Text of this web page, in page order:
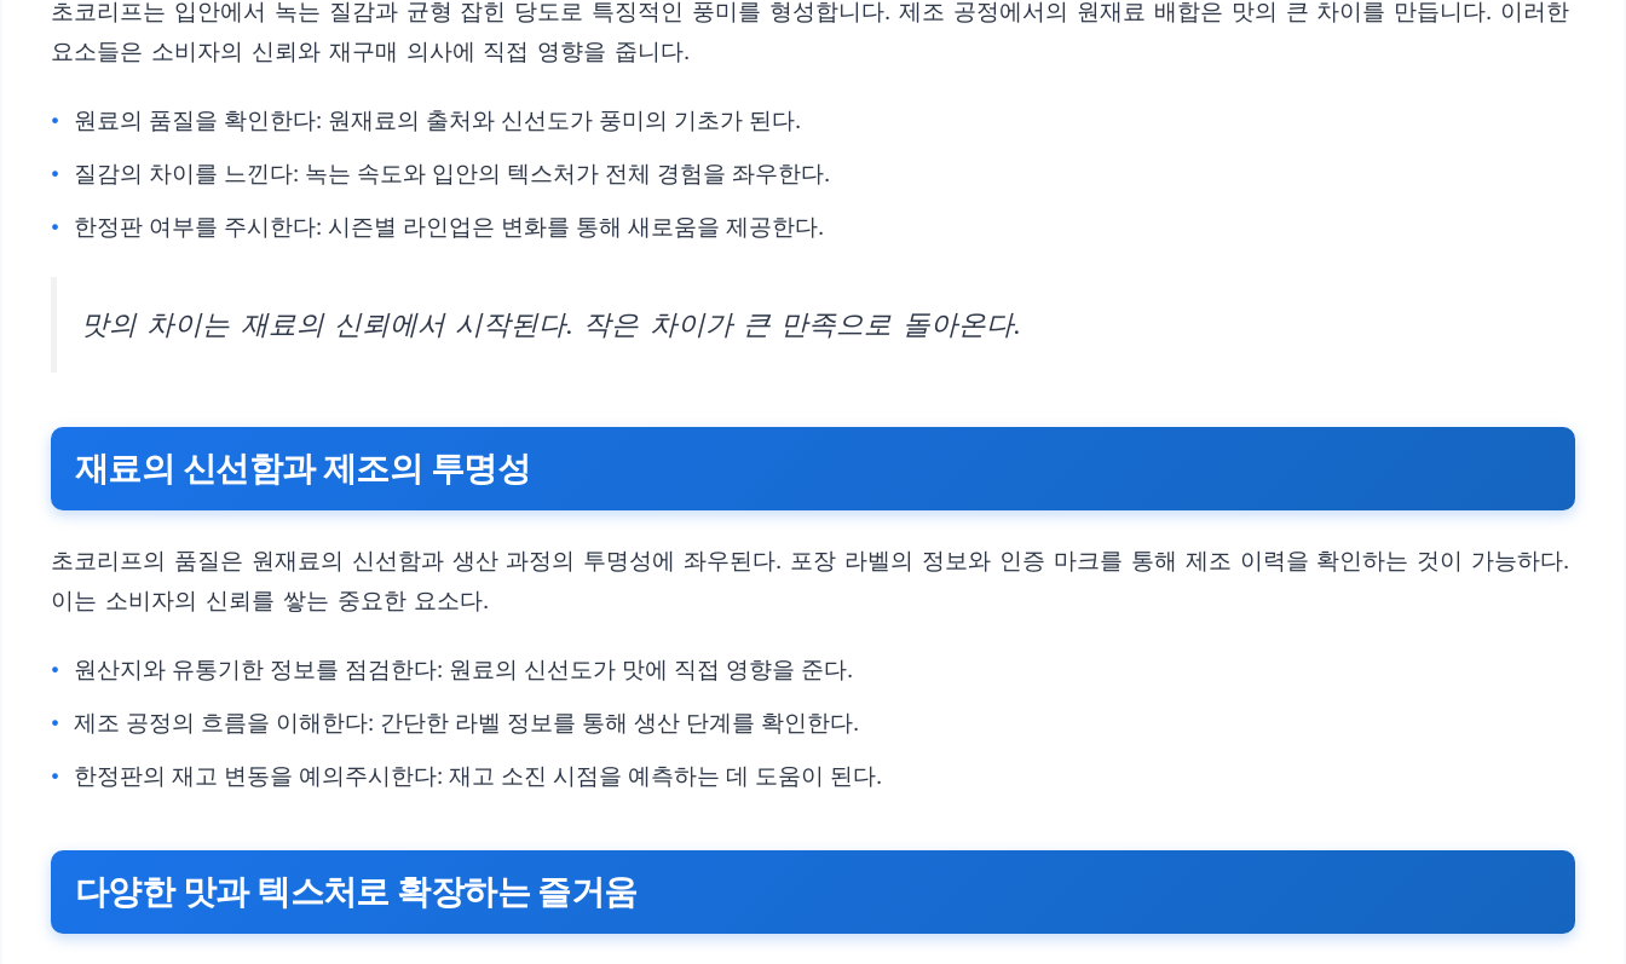
초코리프는 입안에서 녹는 질감과 균형 잡힌 당도로 특징적인 풍미를 형성합니다. 제조 공정에서의 원재료 배합은 맛의 큰 차이를 만듭니다. 이러한
요소들은 소비자의 신뢰와 재구매 의사에 직접 영향을 줍니다.
원료의 품질을 확인한다: 원재료의 출처와 신선도가 풍미의 기초가 된다.
질감의 차이를 느낀다: 녹는 속도와 입안의 텍스처가 전체 경험을 좌우한다.
한정판 여부를 주시한다: 시즌별 라인업은 변화를 통해 새로움을 제공한다.
맛의 차이는 재료의 신뢰에서 시작된다. 작은 차이가 큰 만족으로 돌아온다.
재료의 신선함과 제조의 투명성
초코리프의 품질은 원재료의 신선함과 생산 과정의 투명성에 좌우된다. 포장 라벨의 정보와 인증 마크를 통해 제조 이력을 확인하는 것이 가능하다.
이는 소비자의 신뢰를 쌓는 중요한 요소다.
원산지와 유통기한 정보를 점검한다: 원료의 신선도가 맛에 직접 영향을 준다.
제조 공정의 흐름을 이해한다: 간단한 라벨 정보를 통해 생산 단계를 확인한다.
한정판의 재고 변동을 예의주시한다: 재고 소진 시점을 예측하는 데 도움이 된다.
다양한 맛과 텍스처로 확장하는 즐거움